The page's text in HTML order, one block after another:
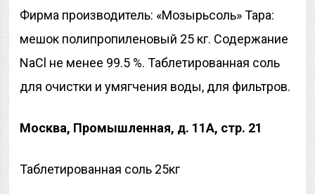
Фирма производитель: «Мозырьсоль» Тара:
мешок полипропиленовый 25 кг. Содержание
NaCl не менее 99.5 %. Таблетированная соль
для очистки и умягчения воды, для фильтров.
Москва, Промышленная, д. 11А, стр. 21
Таблетированная соль 25кг